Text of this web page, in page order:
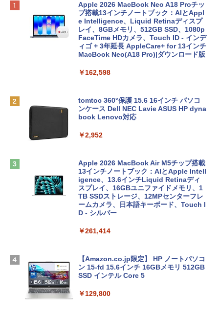
Apple 2026 MacBook Neo A18 Proチッ
プ搭載13インチノートブック：AIとAppl
e Intelligence、Liquid Retinaディスプ
レイ、8GBメモリ、512GB SSD、1080p
FaceTime HDカメラ、Touch ID - インデ
ィゴ + 3年延長 AppleCare+ for 13インチ
MacBook Neo(A18 Pro)|ダウンロード版
￥162,598
tomtoc 360°保護 15.6 16インチ パソコ
ンケース Dell NEC Lavie ASUS HP dyna
book Lenovo対応
￥2,952
Apple 2026 MacBook Air M5チップ搭載
13インチノートブック：AIとApple Intell
igence、13.6インチLiquid Retinaディ
スプレイ、16GBユニファイドメモリ、1
TB SSDストレージ、12MPセンターフレ
ームカメラ、日本語キーボード、Touch I
D - シルバー
￥261,414
【Amazon.co.jp限定】 HP ノートパソコ
ン 15-fd 15.6インチ 16GBメモリ 512GB
SSD インテル Core 5
￥129,800